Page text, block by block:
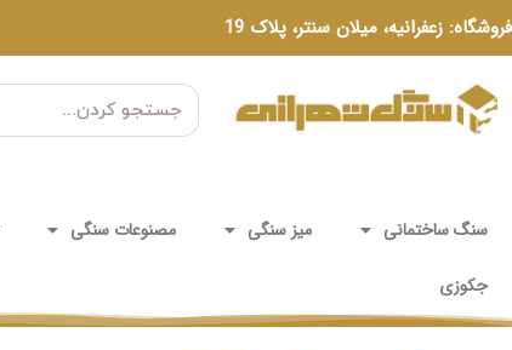
فروشگاه: زعفرانیه، میلان سنتر، پلاک 19
سنگ ساختمانی میز سنگی مصنوعات سنگی
جکوزی